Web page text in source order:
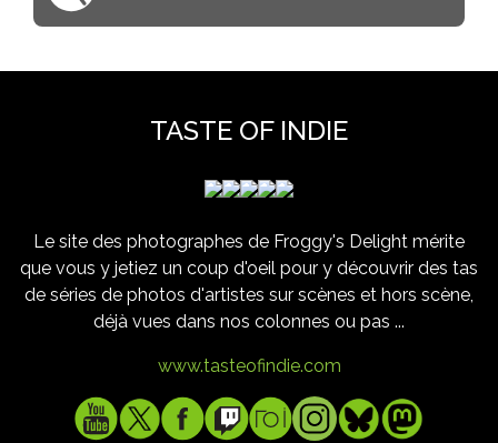
TASTE OF INDIE
Le site des photographes de Froggy's Delight mérite
que vous y jetiez un coup d'oeil pour y découvrir des tas
de séries de photos d'artistes sur scènes et hors scène,
déjà vues dans nos colonnes ou pas ...
www.tasteofindie.com